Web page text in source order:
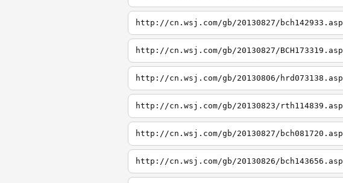
http://cn.wsj.com/gb/20130827/bch142933.asp
http://cn.wsj.com/gb/20130827/BCH173319.asp
http://cn.wsj.com/gb/20130806/hrd073138.asp
http://cn.wsj.com/gb/20130823/rth114839.asp
http://cn.wsj.com/gb/20130827/bch081720.asp
http://cn.wsj.com/gb/20130826/bch143656.asp